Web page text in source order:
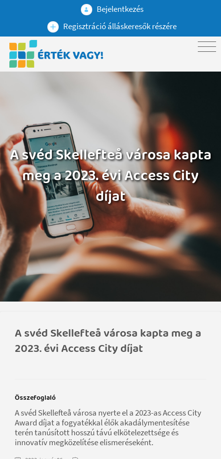
Bejelentkezés
Regisztráció álláskeresők részére
A svéd Skellefteå városa kapta
meg a 2023. évi Access City
díjat
A svéd Skellefteå városa kapta meg a
2023. évi Access City díjat
Összefoglaló
A svéd Skellefteå városa nyerte el a 2023-as Access City
Award díjat a fogyatékkal élők akadálymentesítése
terén tanúsított hosszú távú elkötelezettsége és
innovatív megközelítése elismeréseként.